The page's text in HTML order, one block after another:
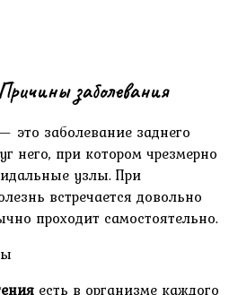
заболевания
— это заболевание заднего
него, при котором чрезмерно
узлы. При
встречается довольно
проходит самостоятельно.
есть в организме каждого